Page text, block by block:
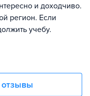
и доходчиво.
регион. Если
учебу.
отзывы